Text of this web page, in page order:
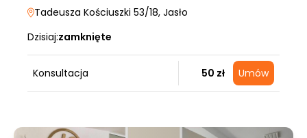
Tadeusza Kościuszki 53/18, Jasło
Dzisiaj:zamknięte
Konsultacja 50 zł Umów